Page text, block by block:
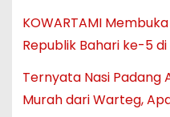
KOWARTAMI
Republik Bahari ke-5
Ternyata Nasi Padang
Murah dari Warteg,